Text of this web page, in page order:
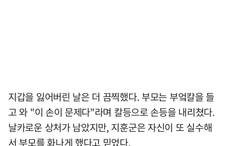
지갑을 잃어버린 날은 더 끔찍했다. 부모는 부엌칼을 들
고 와 "이 손이 문제다"라며 칼등으로 손등을 내리쳤다.
날카로운 상처가 남았지만, 지훈군은 자신이 또 실수해
서 부모를 화나게 했다고 믿었다.